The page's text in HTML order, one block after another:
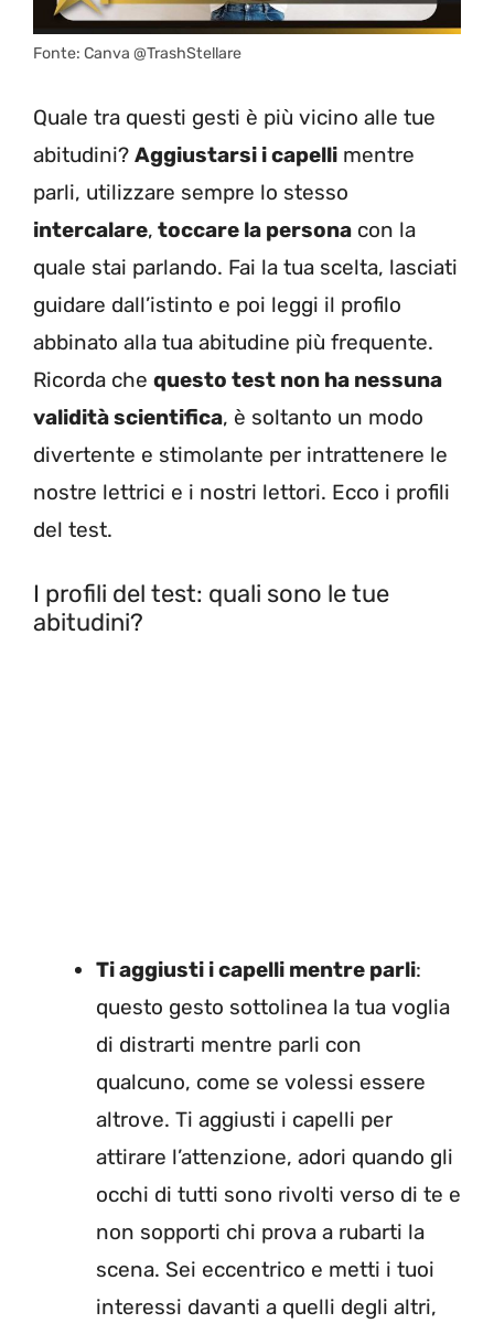
Fonte: Canva @TrashStellare
Quale tra questi gesti è più vicino alle tue
abitudini? Aggiustarsi i capelli mentre
parli, utilizzare sempre lo stesso
intercalare, toccare la persona con la
quale stai parlando. Fai la tua scelta, lasciati
guidare dall’istinto e poi leggi il profilo
abbinato alla tua abitudine più frequente.
Ricorda che questo test non ha nessuna
validità scientifica, è soltanto un modo
divertente e stimolante per intrattenere le
nostre lettrici e i nostri lettori. Ecco i profili
del test.
I profili del test: quali sono le tue
abitudini?
Ti aggiusti i capelli mentre parli:
questo gesto sottolinea la tua voglia
di distrarti mentre parli con
qualcuno, come se volessi essere
altrove. Ti aggiusti i capelli per
attirare l’attenzione, adori quando gli
occhi di tutti sono rivolti verso di te e
non sopporti chi prova a rubarti la
scena. Sei eccentrico e metti i tuoi
interessi davanti a quelli degli altri,